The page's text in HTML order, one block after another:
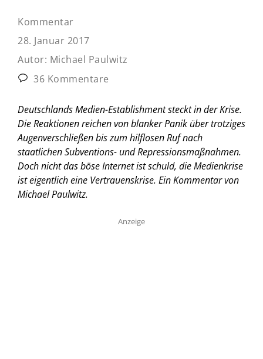
Kommentar
28. Januar 2017
Autor: Michael Paulwitz
36 Kommentare
Deutschlands Medien-Establishment steckt in der Krise.
Die Reaktionen reichen von blanker Panik über trotziges
Augenverschließen bis zum hilflosen Ruf nach
staatlichen Subventions- und Repressionsmaßnahmen.
Doch nicht das böse Internet ist schuld, die Medienkrise
ist eigentlich eine Vertrauenskrise. Ein Kommentar von
Michael Paulwitz.
Anzeige